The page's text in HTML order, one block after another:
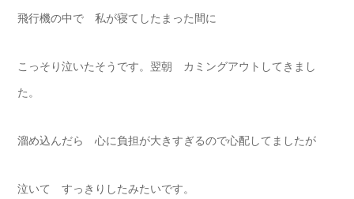
飛行機の中で 私が寝てしたまった間に
こっそり泣いたそうです。翌朝 カミングアウトしてきまし
た。
溜め込んだら 心に負担が大きすぎるので心配してましたが
泣いて すっきりしたみたいです。